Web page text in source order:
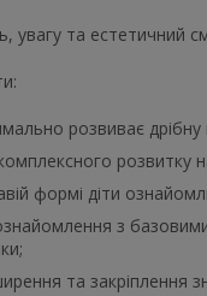
увагу та естетичний
розвиває
розвитку
формі діти
з
та закріплення